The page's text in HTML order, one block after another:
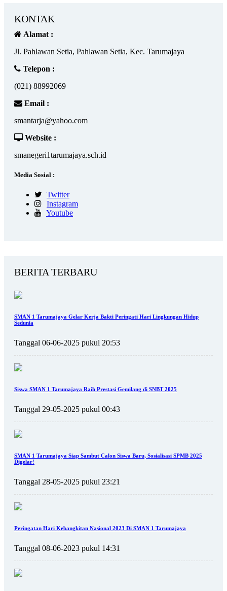
KONTAK
Alamat :
Jl. Pahlawan Setia, Pahlawan Setia, Kec. Tarumajaya
Telepon :
(021) 88992069
Email :
smantarja@yahoo.com
Website :
smanegeri1tarumajaya.sch.id
Media Sosial :
Twitter
Instagram
Youtube
BERITA TERBARU
SMAN 1 Tarumajaya Gelar Kerja Bakti Peringati Hari Lingkungan Hidup
Sedunia
Tanggal 06-06-2025 pukul 20:53
Siswa SMAN 1 Tarumajaya Raih Prestasi Gemilang di SNBT 2025
Tanggal 29-05-2025 pukul 00:43
SMAN 1 Tarumajaya Siap Sambut Calon Siswa Baru, Sosialisasi SPMB 2025
Digelar!
Tanggal 28-05-2025 pukul 23:21
Peringatan Hari Kebangkitan Nasional 2023 Di SMAN 1 Tarumajaya
Tanggal 08-06-2023 pukul 14:31